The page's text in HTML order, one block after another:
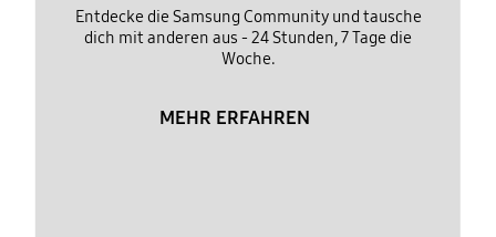
Entdecke die Samsung Community und tausche
dich mit anderen aus - 24 Stunden, 7 Tage die
Woche.
MEHR ERFAHREN